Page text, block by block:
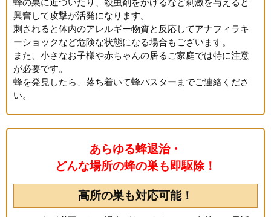
興奮して攻撃が活発になります。
刺されると体内のアレルギー物質と反応してアナフィラキ
ーショックなど危険な状態になる場合もございます。
また、小さなお子様や赤ちゃんの居るご家庭では特に注意
が必要です。
蜂を発見したら、落ち着いて蜂バスターまでご連絡くださ
い。
あらゆる蜂退治・
どんな場所の蜂の巣も即駆除！
高所の巣も対応可能！